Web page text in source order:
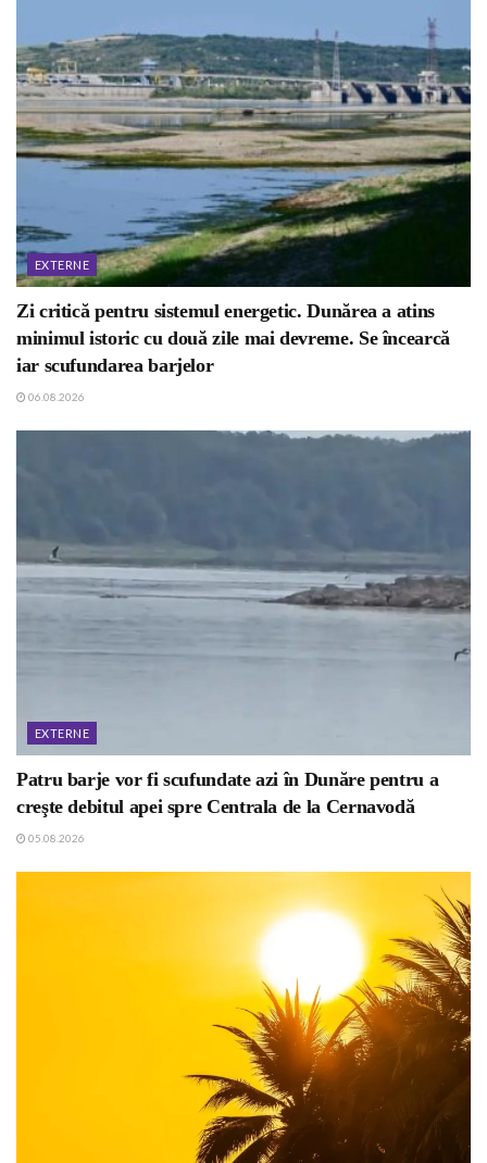
EXTERNE
Zi critică pentru sistemul energetic. Dunărea a atins
minimul istoric cu două zile mai devreme. Se încearcă
iar scufundarea barjelor
06.08.2026
EXTERNE
Patru barje vor fi scufundate azi în Dunăre pentru a
creşte debitul apei spre Centrala de la Cernavodă
05.08.2026